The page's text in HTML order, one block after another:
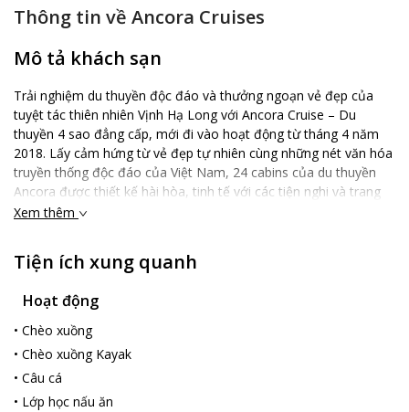
Thông tin về Ancora Cruises
Mô tả khách sạn
Trải nghiệm du thuyền độc đáo và thưởng ngoạn vẻ đẹp của
tuyệt tác thiên nhiên Vịnh Hạ Long với Ancora Cruise – Du
thuyền 4 sao đẳng cấp, mới đi vào hoạt động từ tháng 4 năm
2018. Lấy cảm hứng từ vẻ đẹp tự nhiên cùng những nét văn hóa
truyền thống độc đáo của Việt Nam, 24 cabins của du thuyền
Ancora được thiết kế hài hòa, tinh tế với các tiện nghi và trang
thiết bị cao cấp. Nhà hàng và Bar với sức chứa 48 người, là nơi
chuyên nghiệp, tận tâm của đội ngũ nhân viên nhiều năm kinh
nghiệm đáng nhớ trên Vịnh Hạ Long – kỳ quan thiên nhiên của
thế giới. Với hành trình 2 ngày 1 đêm hay 3 ngày 2 đêm trên du
thuyền Ancora, du khách sẽ có cơ hội chiêm ngưỡng, hòa mình
vào với cảnh sắc thiên nhiên hùng vĩ của vịnh Hạ Long, tham gia
các hoạt động như thăm hang, khám phá cuộc sống làng chài
bản địa và thỏa sức chèo kayaking trên vịnh. Để lại sau lưng
Xem thêm
Tiện ích xung quanh
Hoạt động
• Chèo xuồng
• Chèo xuồng Kayak
• Câu cá
• Lớp học nấu ăn